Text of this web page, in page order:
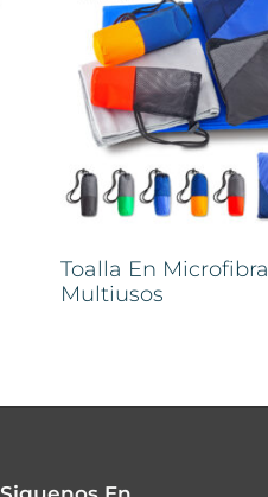
Toalla En Microfibra
Multiusos